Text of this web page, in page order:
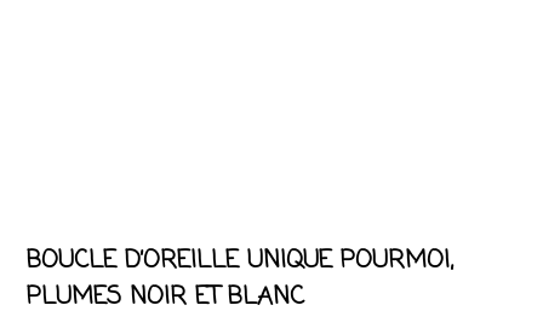
BOUCLE D’OREILLE UNIQUE POURMOI,
PLUMES NOIR ET BLANC